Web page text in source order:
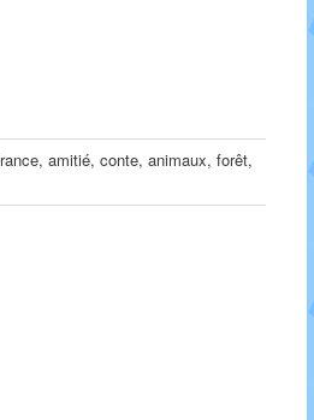
amitié, conte, animaux, forêt,